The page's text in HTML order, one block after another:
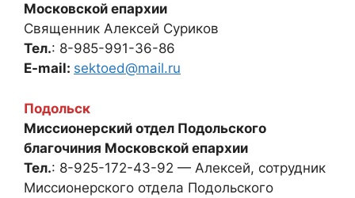
Московской епархии
Священник Алексей Суриков
Тел.: 8-985-991-36-86
E-mail: sektoed@mail.ru
Подольск
Миссионерский отдел Подольского
благочиния Московской епархии
Тел.: 8-925-172-43-92 — Алексей, сотрудник
Миссионерского отдела Подольского